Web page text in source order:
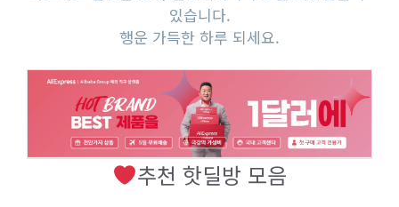
있습니다.
행운 가득한 하루 되세요.
추천 핫딜방 모음